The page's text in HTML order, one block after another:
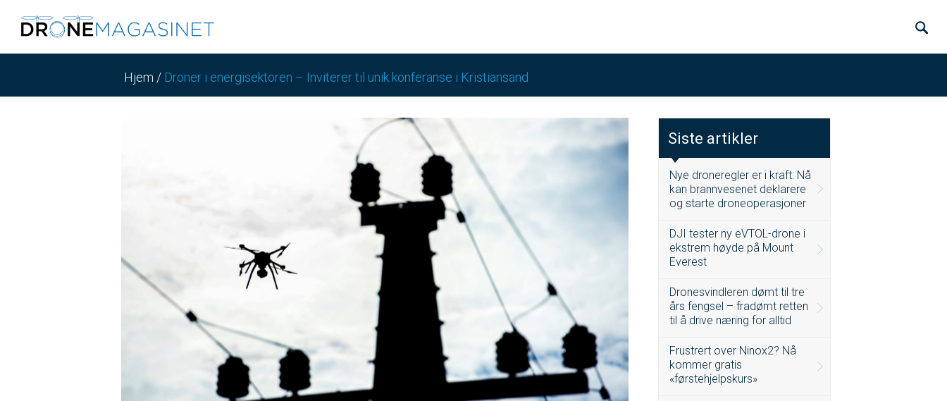
Hjem / Droner i energisektoren – Inviterer til unik konferanse i Kristiansand
Siste artikler
Nye droneregler er i kraft: Nå
kan brannvesenet deklarere
og starte droneoperasjoner
DJI tester ny eVTOL-drone i
ekstrem høyde på Mount
Everest
Dronesvindleren dømt til tre
års fengsel – fradømt retten
til å drive næring for alltid
Frustrert over Ninox2? Nå
kommer gratis
«førstehjelpskurs»